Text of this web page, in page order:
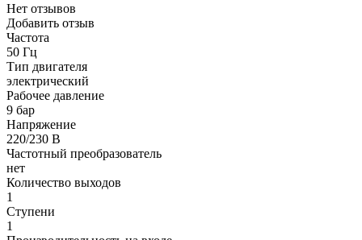
Нет отзывов
Добавить отзыв
Частота
50 Гц
Тип двигателя
электрический
Рабочее давление
9 бар
Напряжение
220/230 В
Частотный преобразователь
нет
Количество выходов
1
Ступени
1